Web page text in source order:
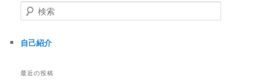
検
索
自己紹介
最近の投稿